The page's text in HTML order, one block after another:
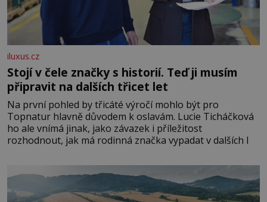
iluxus.cz
Stojí v čele značky s historií. Teď ji musím
připravit na dalších třicet let
Na první pohled by třicáté výročí mohlo být pro
Topnatur hlavně důvodem k oslavám. Lucie Ticháčková
ho ale vnímá jinak, jako závazek i příležitost
rozhodnout, jak má rodinná značka vypadat v dalších l